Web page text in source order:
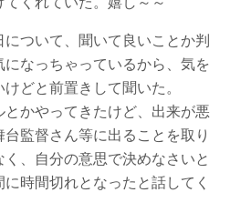
ついて、聞いて良いことか判
なっちゃっているから、気を
どと前置きして聞いた。
かやってきたけど、出来が悪
監督さん等に出ることを取り
、自分の意思で決めなさいと
時間切れとなったと話してく